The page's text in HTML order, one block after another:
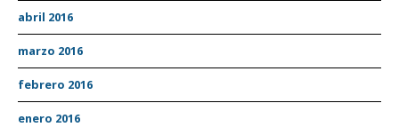
abril 2016
marzo 2016
febrero 2016
enero 2016